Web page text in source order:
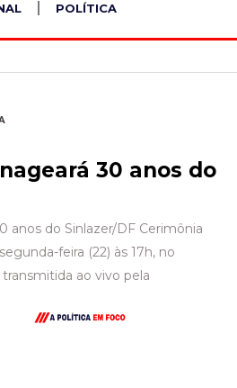
POLÍTICA
30 anos do
anos do Sinlazer/DF Cerimônia
feira (22) às 17h, no
transmitida ao vivo pela